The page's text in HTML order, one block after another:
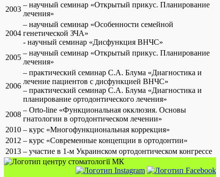
2003
– научный семинар «Открытый прикус. Планирование
лечения»
2004
– научный семинар «Особенности семейной
генетической ЗЧА»
- научный семинар «Дисфункция ВНЧС»
2005
– научный семинар «Открытый прикус. Планирование
лечения»
2006
– практический семинар С.А. Блума «Диагностика и
лечение пациентов с дисфункцией ВНЧС»
– практический семинар С.А. Блума «Диагностика и
планирование ортодонтического лечения»
2008
– Orto-line «Функциональная окклюзия. Основы
гнатологии в ортодонтическом лечении»
2010 – курс «Многофункциональная коррекция»
2012 – курс «Современные концепции в ортодонтии»
2013 – участие в 1-м Украинском ортодонтическом конгрессе